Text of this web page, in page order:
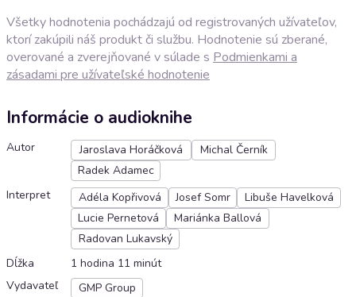
Všetky hodnotenia pochádzajú od registrovaných užívateľov,
ktorí zakúpili náš produkt či službu. Hodnotenie sú zberané,
overované a zverejňované v súlade s Podmienkami a
zásadami pre užívateľské hodnotenie
Informácie o audioknihe
Autor Jaroslava Horáčková
Michal Černík
Radek Adamec
Interpret
Adéla Kopřivová Josef Somr
Libuše Havelková
Lucie Pernetová
Mariánka Ballová
Radovan Lukavský
Dĺžka
1 hodina 11 minút
Vydavateľ
GMP Group